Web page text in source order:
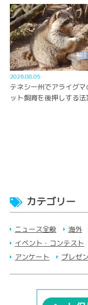
2026.08.05
テネシー州でアライグマ
ット飼育を後押しする法
カテゴリー
ニュース全般 海外
イベント・コンテスト
アンケート
プレゼ